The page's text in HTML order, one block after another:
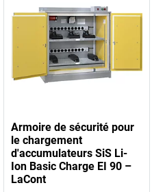
Armoire de sécurité pour
le chargement
d'accumulateurs SiS Li-
Ion Basic Charge EI 90 –
LaCont